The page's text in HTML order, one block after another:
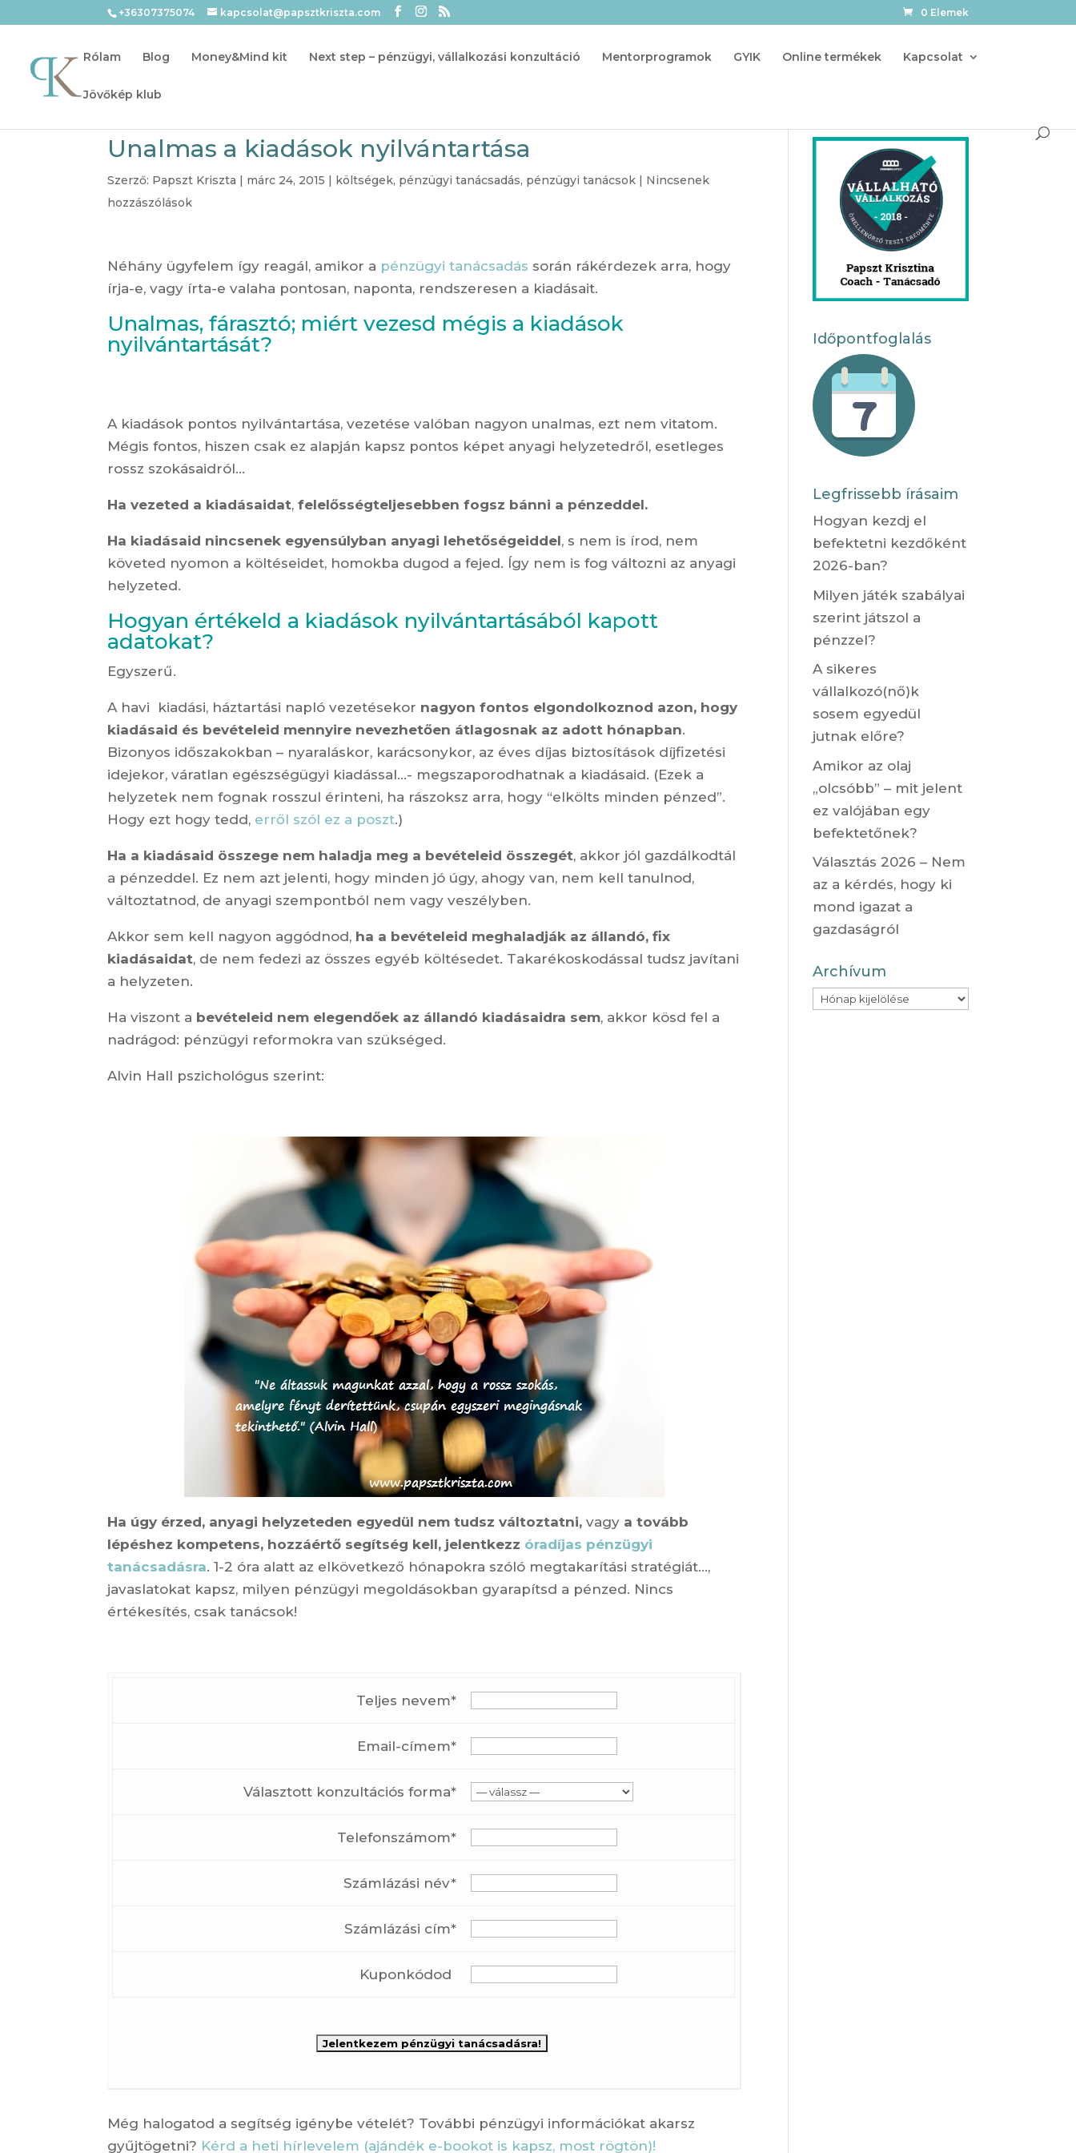
+36307375074 kapcsolat@papsztkriszta.com 0 Elemek
Rólam Blog Money&Mind kit Next step – pénzügyi, vállalkozási konzultáció Mentorprogramok GYIK Online termékek Kapcsolat
Jövőkép klub
Unalmas a kiadások nyilvántartása
Szerző: Papszt Kriszta | márc 24, 2015 | költségek, pénzügyi tanácsadás, pénzügyi tanácsok | Nincsenek
hozzászólások
Néhány ügyfelem így reagál, amikor a pénzügyi tanácsadás során rákérdezek arra, hogy
írja-e, vagy írta-e valaha pontosan, naponta, rendszeresen a kiadásait.
Unalmas, fárasztó; miért vezesd mégis a kiadások
nyilvántartását?
A kiadások pontos nyilvántartása, vezetése valóban nagyon unalmas, ezt nem vitatom.
Mégis fontos, hiszen csak ez alapján kapsz pontos képet anyagi helyzetedről, esetleges
rossz szokásaidról…
Ha vezeted a kiadásaidat, felelősségteljesebben fogsz bánni a pénzeddel.
Ha kiadásaid nincsenek egyensúlyban anyagi lehetőségeiddel, s nem is írod, nem
követed nyomon a költéseidet, homokba dugod a fejed. Így nem is fog változni az anyagi
helyzeted.
Hogyan értékeld a kiadások nyilvántartásából kapott
adatokat?
Egyszerű.
A havi kiadási, háztartási napló vezetésekor nagyon fontos elgondolkoznod azon, hogy
kiadásaid és bevételeid mennyire nevezhetően átlagosnak az adott hónapban.
Bizonyos időszakokban – nyaraláskor, karácsonykor, az éves díjas biztosítások díjfizetési
idejekor, váratlan egészségügyi kiadással…- megszaporodhatnak a kiadásaid. (Ezek a
helyzetek nem fognak rosszul érinteni, ha rászoksz arra, hogy “elkölts minden pénzed”.
Hogy ezt hogy tedd, erről szól ez a poszt.)
Ha a kiadásaid összege nem haladja meg a bevételeid összegét, akkor jól gazdálkodtál
a pénzeddel. Ez nem azt jelenti, hogy minden jó úgy, ahogy van, nem kell tanulnod,
változtatnod, de anyagi szempontból nem vagy veszélyben.
Akkor sem kell nagyon aggódnod, ha a bevételeid meghaladják az állandó, fix
kiadásaidat, de nem fedezi az összes egyéb költésedet. Takarékoskodással tudsz javítani
a helyzeten.
Ha viszont a bevételeid nem elegendőek az állandó kiadásaidra sem, akkor kösd fel a
nadrágod: pénzügyi reformokra van szükséged.
Alvin Hall pszichológus szerint:
Ha úgy érzed, anyagi helyzeteden egyedül nem tudsz változtatni, vagy a tovább
lépéshez kompetens, hozzáértő segítség kell, jelentkezz óradíjas pénzügyi
tanácsadásra. 1-2 óra alatt az elkövetkező hónapokra szóló megtakarítási stratégiát…,
javaslatokat kapsz, milyen pénzügyi megoldásokban gyarapítsd a pénzed. Nincs
értékesítés, csak tanácsok!
Teljes nevem*
Email-címem*
Választott konzultációs forma*
Telefonszámom*
Számlázási név*
Számlázási cím*
Kuponkódod
Még halogatod a segítség igénybe vételét? További pénzügyi információkat akarsz
gyűjtögetni? Kérd a heti hírlevelem (ajándék e-bookot is kapsz, most rögtön)!
Időpontfoglalás
Legfrissebb írásaim
Hogyan kezdj el
befektetni kezdőként
2026-ban?
Milyen játék szabályai
szerint játszol a
pénzzel?
A sikeres
vállalkozó(nő)k
sosem egyedül
jutnak előre?
Amikor az olaj
„olcsóbb” – mit jelent
ez valójában egy
befektetőnek?
Választás 2026 – Nem
az a kérdés, hogy ki
mond igazat a
gazdaságról
Archívum
Archívum